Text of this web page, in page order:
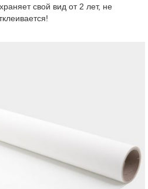
свой вид от 2 лет, не